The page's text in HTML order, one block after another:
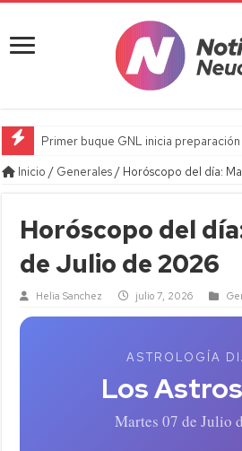
Primer buque GNL inicia
Inicio / Generales/ Horóscopo del día:
Horóscopo del
de Julio de 2026
Helia Sanchez julio 7, 2026
ASTROLOGÍA
Los
Martes 07 de Julio